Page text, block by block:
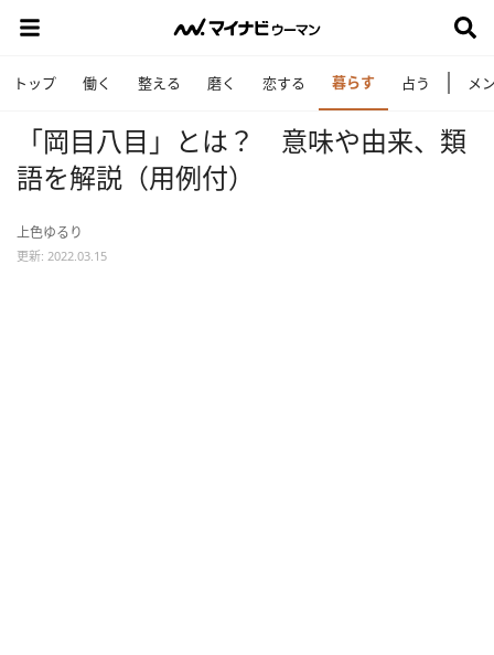
トップ 働く 整える 磨く 恋する 暮らす 占う メ
「岡目八目」とは？ 意味や由来、類
語を解説（用例付）
上色ゆるり
更新: 2022.03.15